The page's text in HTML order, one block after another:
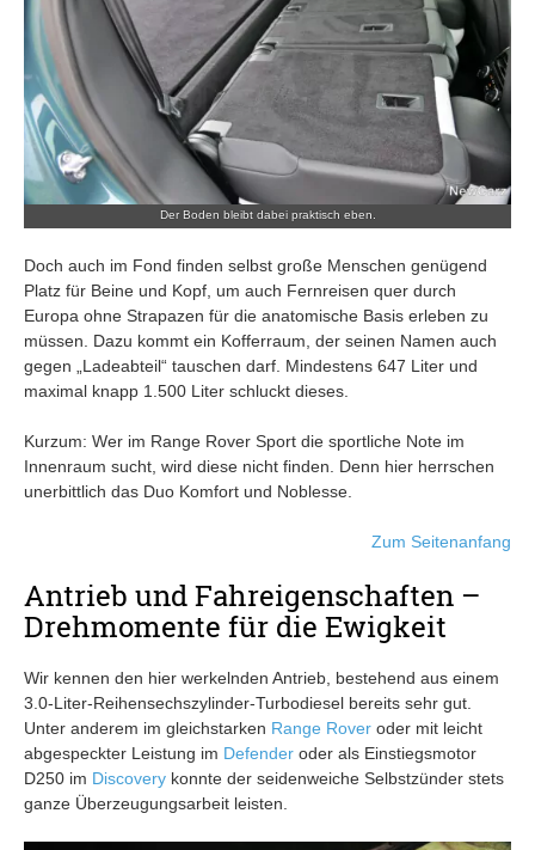
Der Boden bleibt dabei praktisch eben.
Doch auch im Fond finden selbst große Menschen genügend
Platz für Beine und Kopf, um auch Fernreisen quer durch
Europa ohne Strapazen für die anatomische Basis erleben zu
müssen. Dazu kommt ein Kofferraum, der seinen Namen auch
gegen „Ladeabteil“ tauschen darf. Mindestens 647 Liter und
maximal knapp 1.500 Liter schluckt dieses.
Kurzum: Wer im Range Rover Sport die sportliche Note im
Innenraum sucht, wird diese nicht finden. Denn hier herrschen
unerbittlich das Duo Komfort und Noblesse.
Zum Seitenanfang
Antrieb und Fahreigenschaften –
Drehmomente für die Ewigkeit
Wir kennen den hier werkelnden Antrieb, bestehend aus einem
3.0-Liter-Reihensechszylinder-Turbodiesel bereits sehr gut.
Unter anderem im gleichstarken Range Rover oder mit leicht
abgespeckter Leistung im Defender oder als Einstiegsmotor
D250 im Discovery konnte der seidenweiche Selbstzünder stets
ganze Überzeugungsarbeit leisten.